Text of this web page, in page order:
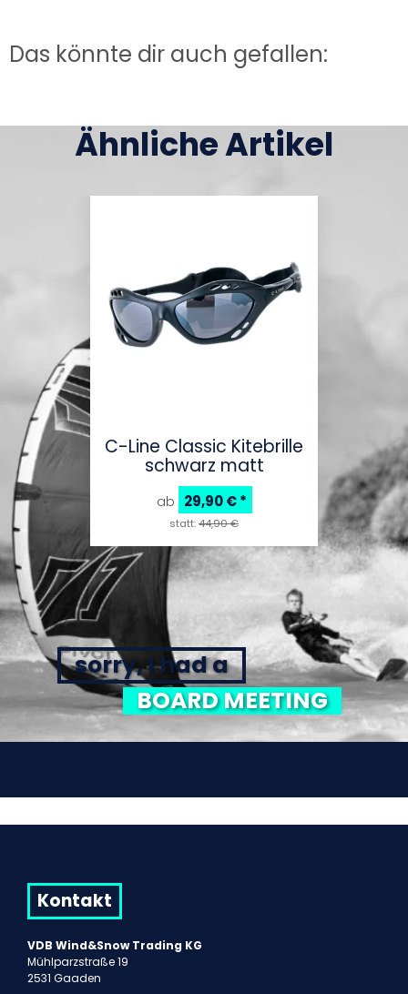
Das könnte dir auch gefallen:
Ähnliche Artikel
C-Line Classic Kitebrille
schwarz matt
ab 29,90 €*
statt:44,90 €
sorry, I had a
BOARD MEETING
Kontakt
VDB Wind&Snow Trading KG
Mühlparzstraße 19
2531 Gaaden